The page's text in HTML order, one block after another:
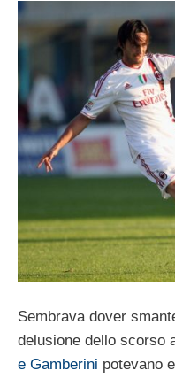
Sembrava dover
delusione dello scorso
e Gamberini potevano